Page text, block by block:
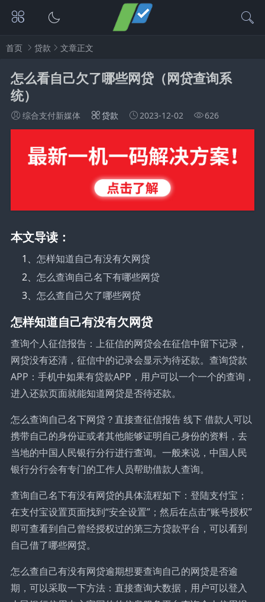
首页 贷款 文章正文
怎么看自己欠了哪些网贷（网贷查询系
统）
综合支付新媒体 贷款 2023-12-02 626
本文导读：
1、怎样知道自己有没有欠网贷
2、怎么查询自己名下有哪些网贷
3、怎么查自己欠了哪些网贷
怎样知道自己有没有欠网贷
查询个人征信报告：上征信的网贷会在征信中留下记录，
网贷没有还清，征信中的记录会显示为待还款。查询贷款
APP：手机中如果有贷款APP，用户可以一个一个的查询，
进入还款页面就能知道网贷是否待还款。
怎么查询自己名下网贷？直接查征信报告 线下 借款人可以
携带自己的身份证或者其他能够证明自己身份的资料，去
当地的中国人民银行分行进行查询。一般来说，中国人民
银行分行会有专门的工作人员帮助借款人查询。
查询自己名下有没有网贷的具体流程如下：登陆支付宝；
在支付宝设置页面找到“安全设置”；然后在点击“账号授权”
即可查看到自己曾经授权过的第三方贷款平台，可以看到
自己借了哪些网贷。
怎么查自己有没有网贷逾期想要查询自己的网贷是否逾
期，可以采取一下方法：直接查询大数据，用户可以登入